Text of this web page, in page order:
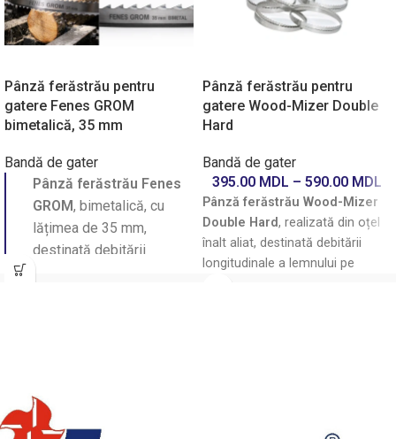
Pânză ferăstrău pentru
gatere Fenes GROM
bimetalică, 35 mm
Bandă de gater
Pânză ferăstrău Fenes
GROM, bimetalică, cu
lățimea de 35 mm,
destinată debitării
Pânză ferăstrău pentru
gatere Wood-Mizer Double
Hard
Bandă de gater
395.00 MDL – 590.00 MDL
Pânză ferăstrău Wood-Mizer
Double Hard, realizată din oțel
înalt aliat, destinată debitării
longitudinale a lemnului pe